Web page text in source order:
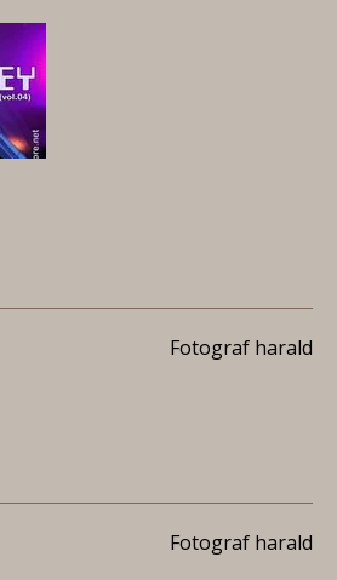
Fotograf harald
Fotograf harald